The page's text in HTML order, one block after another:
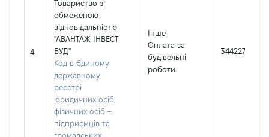
4
Товариство з
обмеженою
відповідальністю
"АВАНТАЖ ІНВЕСТ
БУД"
Код в Єдиному
державному
реєстрі
юридичних осіб,
фізичних осіб –
підприємців та
громадських
Інше
Оплата за
будівельні
роботи
344227